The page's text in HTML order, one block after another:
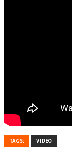
TAGS: VIDEO